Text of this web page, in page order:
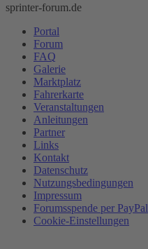
sprinter-forum.de
Portal
Forum
FAQ
Galerie
Marktplatz
Fahrerkarte
Veranstaltungen
Anleitungen
Partner
Links
Kontakt
Datenschutz
Nutzungsbedingungen
Impressum
Forumsspende per PayPal
Cookie-Einstellungen